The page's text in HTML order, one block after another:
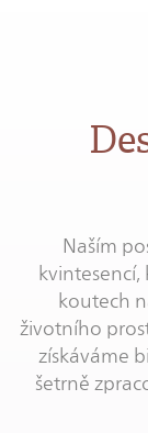
Naším
kvintesencí,
koutech
životního
získáváme
šetrně